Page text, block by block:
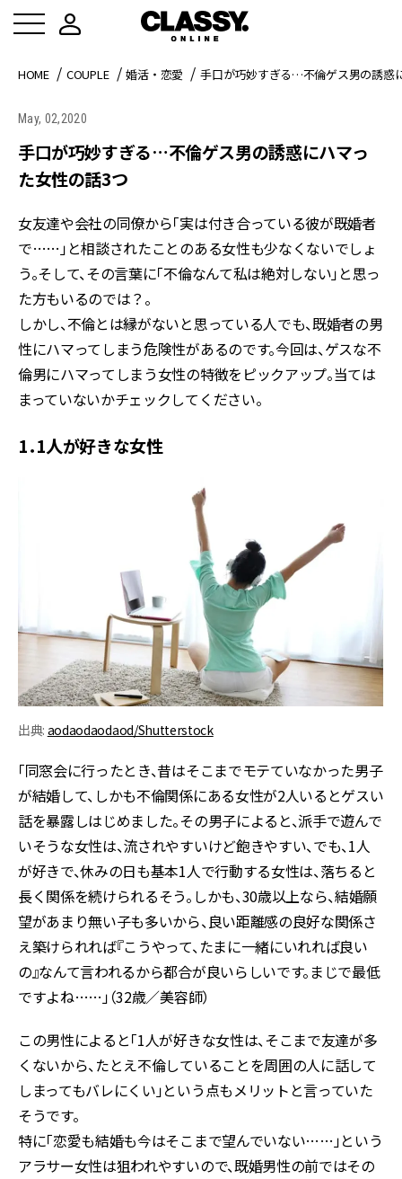
HOME COUPLE 婚活・恋愛 手口が巧妙すぎる…不倫ゲス男の誘惑
May, 02,2020
手口が巧妙すぎる…不倫ゲス男の誘惑にハマっ
た女性の話3つ
女友達や会社の同僚から「実は付き合っている彼が既婚者
で……」と相談されたことのある女性も少なくないでしょ
う。そして、その言葉に「不倫なんて私は絶対しない」と思っ
た方もいるのでは？。
しかし、不倫とは縁がないと思っている人でも、既婚者の男
性にハマってしまう危険性があるのです。今回は、ゲスな不
倫男にハマってしまう女性の特徴をピックアップ。当ては
まっていないかチェックしてください。
1．1人が好きな女性
出典: aodaodaodaod/Shutterstock
「同窓会に行ったとき、昔はそこまでモテていなかった男子
が結婚して、しかも不倫関係にある女性が2人いるとゲスい
話を暴露しはじめました。その男子によると、派手で遊んで
いそうな女性は、流されやすいけど飽きやすい、でも、1人
が好きで、休みの日も基本1人で行動する女性は、落ちると
長く関係を続けられるそう。しかも、30歳以上なら、結婚願
望があまり無い子も多いから、良い距離感の良好な関係さ
え築けられれば『こうやって、たまに一緒にいれれば良い
の』なんて言われるから都合が良いらしいです。まじで最低
ですよね……」（32歳／美容師）
この男性によると「1人が好きな女性は、そこまで友達が多
くないから、たとえ不倫していることを周囲の人に話して
しまってもバレにくい」という点もメリットと言っていた
そうです。
特に「恋愛も結婚も今はそこまで望んでいない……」という
アラサー女性は狙われやすいので、既婚男性の前ではその